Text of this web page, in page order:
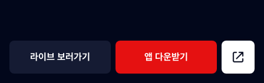
라이브 보러가기 앱 다운받기